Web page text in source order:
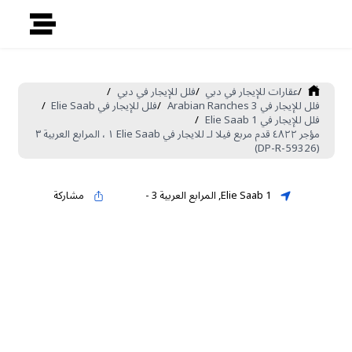
/عقارات للإيجار في دبي /فلل للإيجار في دبي /
فلل للإيجار في Arabian Ranches 3 /فلل للإيجار في Elie Saab /
فلل للإيجار في Elie Saab 1 /
مؤجر ٤٨٢٢ قدم مربع فيلا لـ للايجار في Elie Saab ١ ، المرابع العربية ٣
(DP-R-59326)
Elie Saab 1
,المرابع العربية 3 - مشاركة